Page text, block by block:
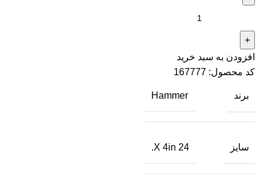
افزودن به سبد خرید
کد محصول: 167777
برند Hammer
سایز 24 X 4in.